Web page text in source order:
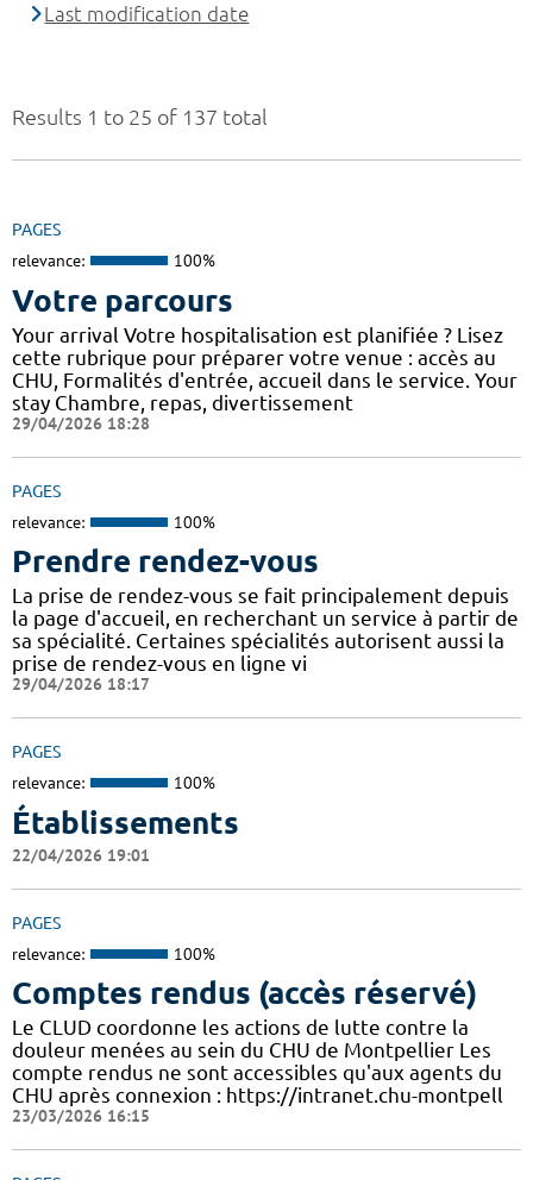
Results 1 to 25 of 137 total
PAGES
relevance: 100%
Votre parcours
Your arrival Votre hospitalisation est planifiée ? Lisez
cette rubrique pour préparer votre venue : accès au
CHU, Formalités d'entrée, accueil dans le service. Your
stay Chambre, repas, divertissement
29/04/2026 18:28
PAGES
relevance: 100%
Prendre rendez-vous
La prise de rendez-vous se fait principalement depuis
la page d'accueil, en recherchant un service à partir de
sa spécialité. Certaines spécialités autorisent aussi la
prise de rendez-vous en ligne vi
29/04/2026 18:17
PAGES
relevance: 100%
Établissements
22/04/2026 19:01
PAGES
relevance: 100%
Comptes rendus (accès réservé)
Le CLUD coordonne les actions de lutte contre la
douleur menées au sein du CHU de Montpellier Les
compte rendus ne sont accessibles qu'aux agents du
CHU après connexion : https://intranet.chu-montpell
23/03/2026 16:15
Last modification date